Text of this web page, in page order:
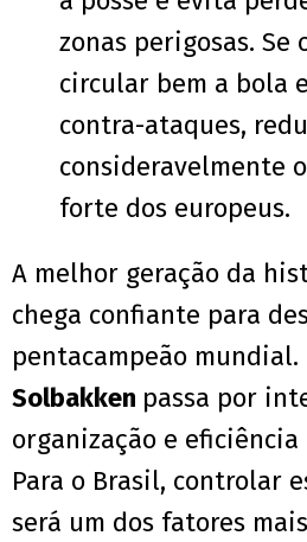
zonas perigosas. Se
circular bem a bola
contra-ataques,
consideravelmente
forte dos europeus.
A melhor geração da
chega confiante para
pentacampeão mundial.
Solbakken passa por
organização e eficiência
Para o Brasil, controlar
será um dos fatores